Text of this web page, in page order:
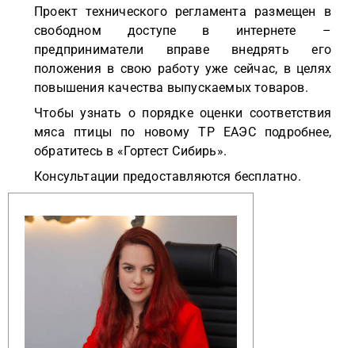
Проект технического регламента размещен в
свободном доступе в интернете –
предприниматели вправе внедрять его
положения в свою работу уже сейчас, в целях
повышения качества выпускаемых товаров.
Чтобы узнать о порядке оценки соответствия
мяса птицы по новому ТР ЕАЭС подробнее,
обратитесь в «Гортест Сибирь».
Консультации предоставляются бесплатно.